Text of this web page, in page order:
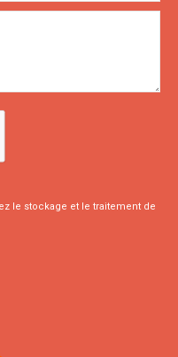
le stockage et le traitement de